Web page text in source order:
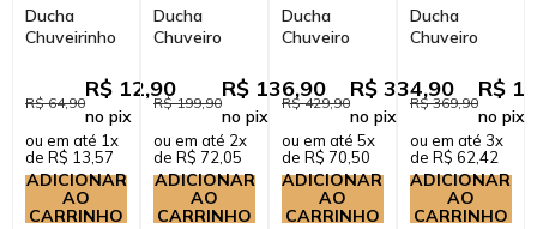
Ducha
Chuveirinho
Cartoon
Pato
R$ 64,90
R$ 12,90
no pix
ou em até 1x
de R$ 13,57
ADICIONAR
AO
CARRINHO
Ducha
Chuveiro
Inox 30cm
Curuá Preto
R$ 199,90
R$ 136,90
no pix
ou em até 2x
de R$ 72,05
ADICIONAR
AO
CARRINHO
Ducha
Chuveiro
Parede com
desviador
Trombetas
Prata
R$ 429,90
R$ 334,90
no pix
ou em até 5x
de R$ 70,50
ADICIONAR
AO
CARRINHO
Ducha
Chuveiro
Teto 40cm
Curuá
R$ 369,90
R$
no pix
ou em até 3x
de R$ 62,42
ADICIONAR
AO
CARRINHO